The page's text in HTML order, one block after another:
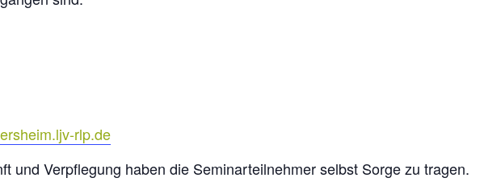
rlp.de
und Verpflegung haben die Seminarteilnehmer selbst Sorge zu tragen.